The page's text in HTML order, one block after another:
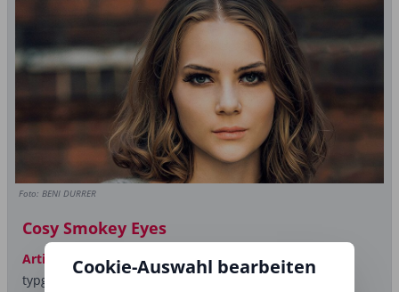
Foto: BENI DURRER
Cosy Smokey Eyes
Artikel
Ja, Dramatik im Make-up darf sein, aber immer
typgerecht und stimmig zum Gesamtbild. Klassische
Cookie-Auswahl bearbeiten